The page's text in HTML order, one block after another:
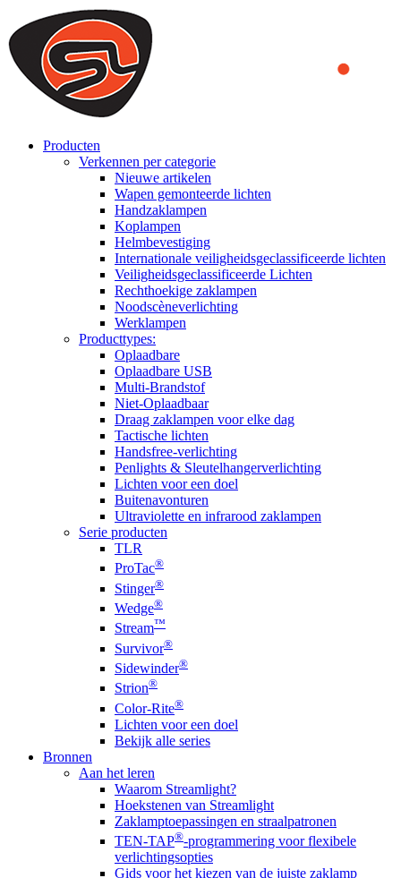
We use cookies to ensure that we provide you the best experience
on our website. By continuing to browse this website, you accept
that cookies are used to help us analyze how the website is used and
to offer you a better experience. To learn more or to find out how
you can disable cookies, you can access our
Producten
Verkennen per categorie
Nieuwe artikelen
Wapen gemonteerde lichten
Handzaklampen
Koplampen
Helmbevestiging
Internationale veiligheidsgeclassificeerde lichten
Veiligheidsgeclassificeerde Lichten
Rechthoekige zaklampen
Noodscèneverlichting
Werklampen
Producttypes:
Oplaadbare
Oplaadbare USB
Multi-Brandstof
Niet-Oplaadbaar
Draag zaklampen voor elke dag
Tactische lichten
Handsfree-verlichting
Penlights & Sleutelhangerverlichting
Lichten voor een doel
Buitenavonturen
Ultraviolette en infrarood zaklampen
Serie producten
TLR
ProTac®
Stinger®
Wedge®
Stream™
Survivor®
Sidewinder®
Strion®
Color-Rite®
Lichten voor een doel
Bekijk alle series
Bronnen
Aan het leren
Waarom Streamlight?
Hoekstenen van Streamlight
Zaklamptoepassingen en straalpatronen
TEN-TAP®-programmering voor flexibele
verlichtingsopties
Gids voor het kiezen van de juiste zaklamp